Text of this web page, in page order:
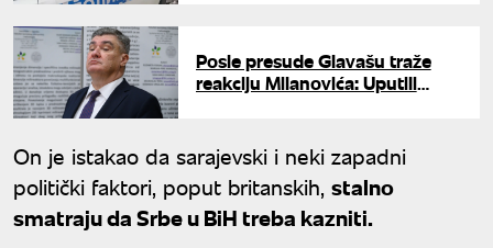
Posle presude Glavašu traže
reakciju Milanovića: Uputili
On je istakao da sarajevski i neki zapadni
politički faktori, poput britanskih, stalno
smatraju da Srbe u BiH treba kazniti.